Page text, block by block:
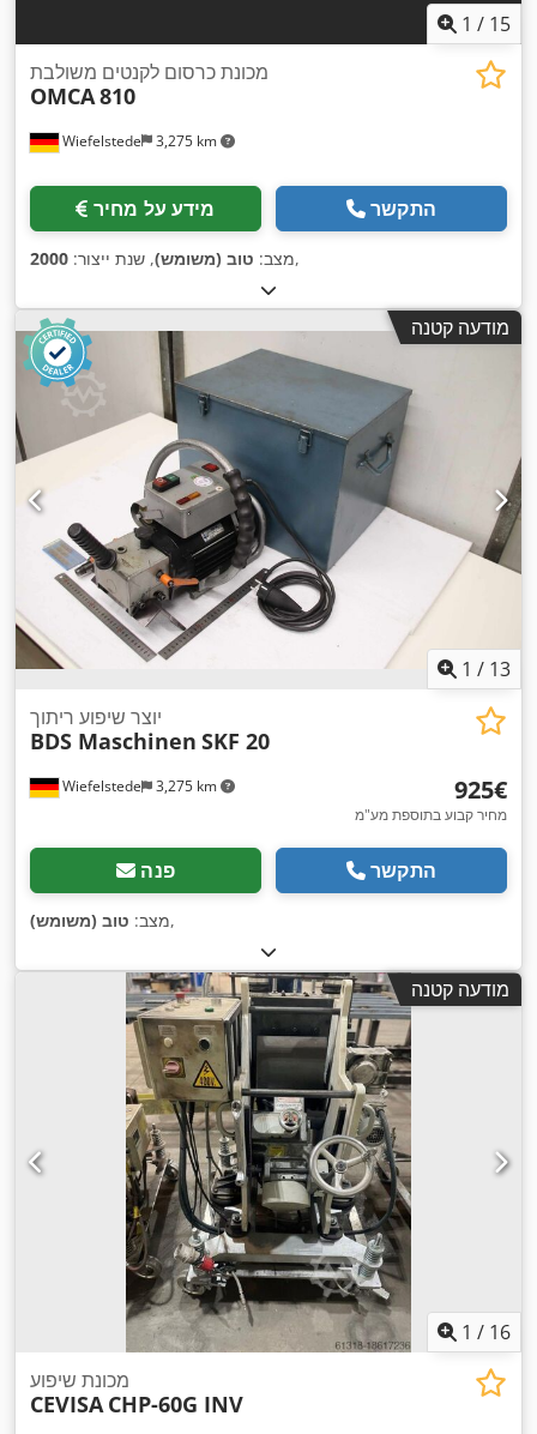
1 / 15
Wiefelstede 3,275 km
מכונת כרסום לקנטים משולבת
OMCA810
מידע על מחיר התקשר
מצב: טוב (משומש), שנת ייצור: 2000 ,
מודעה קטנה
1 / 13
Wiefelstede 3,275 km
יוצר שיפוע ריתוך
BDS Maschinen SKF 20
‏925 ‏€
מחיר קבוע בתוספת מע"מ
פנה התקשר
מצב: טוב (משומש) ,
מודעה קטנה
1 / 16
מכונת שיפוע
CEVISA CHP-60G INV